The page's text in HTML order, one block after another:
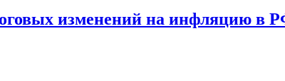
изменений на инфляцию в